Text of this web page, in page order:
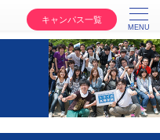
キャンパス一覧